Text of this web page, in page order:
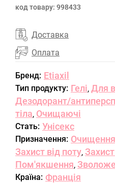
код товару: 998433
Доставка
Оплата
Бренд: Etiaxil
Тип продукту: Гелі, Для
Дезодорант/
тіла, Очищаючі
Стать: Унісекс
Призначення: Очищення
Захист від поту,
Пом'якшення,
Країна: Франція